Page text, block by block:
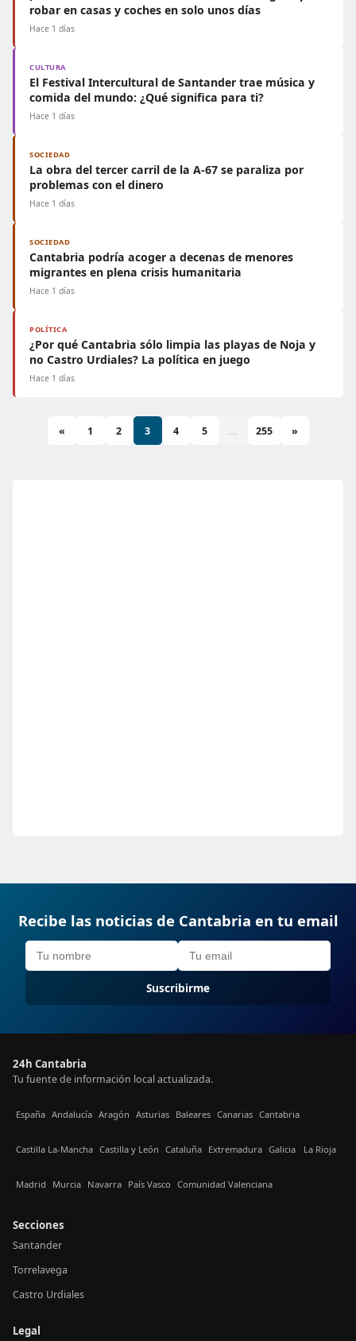
robar en casas y coches en solo unos días
Hace 1 días
CULTURA
El Festival Intercultural de Santander trae música y
comida del mundo: ¿Qué significa para ti?
Hace 1 días
SOCIEDAD
La obra del tercer carril de la A-67 se paraliza por
problemas con el dinero
Hace 1 días
SOCIEDAD
Cantabria podría acoger a decenas de menores
migrantes en plena crisis humanitaria
Hace 1 días
POLÍTICA
¿Por qué Cantabria sólo limpia las playas de Noja y
no Castro Urdiales? La política en juego
Hace 1 días
« 1 2 3 4 5 ... 255 »
Recibe las noticias de Cantabria en tu email
Suscribirme
24h Cantabria
Tu fuente de información local actualizada.
España Andalucía Aragón Asturias Baleares Canarias Cantabria
Castilla La-Mancha Castilla y León Cataluña Extremadura Galicia La Rioja
Madrid Murcia Navarra País Vasco Comunidad Valenciana
Secciones
Santander
Torrelavega
Castro Urdiales
Legal